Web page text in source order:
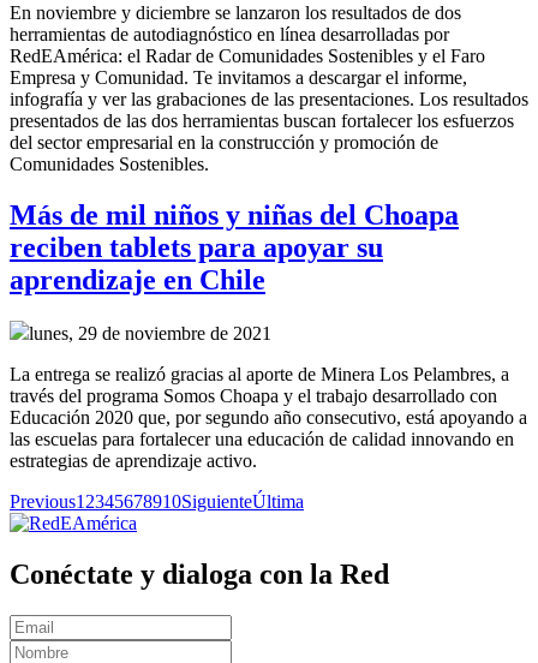
En noviembre y diciembre se lanzaron los resultados de dos
herramientas de autodiagnóstico en línea desarrolladas por
RedEAmérica: el Radar de Comunidades Sostenibles y el Faro
Empresa y Comunidad. Te invitamos a descargar el informe,
infografía y ver las grabaciones de las presentaciones. Los resultados
presentados de las dos herramientas buscan fortalecer los esfuerzos
del sector empresarial en la construcción y promoción de
Comunidades Sostenibles.
Más de mil niños y niñas del Choapa
reciben tablets para apoyar su
aprendizaje en Chile
lunes, 29 de noviembre de 2021
La entrega se realizó gracias al aporte de Minera Los Pelambres, a
través del programa Somos Choapa y el trabajo desarrollado con
Educación 2020 que, por segundo año consecutivo, está apoyando a
las escuelas para fortalecer una educación de calidad innovando en
estrategias de aprendizaje activo.
Previous1 2345678910SiguienteÚltima
Conéctate y dialoga con la Red